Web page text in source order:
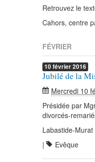
Retrouvez le
Cahors, centre
FÉVRIER
10 février2016
Jubilé de la
Mercredi 10
Présidée par
divorcés-
Labastide-Murat
|
Evêque